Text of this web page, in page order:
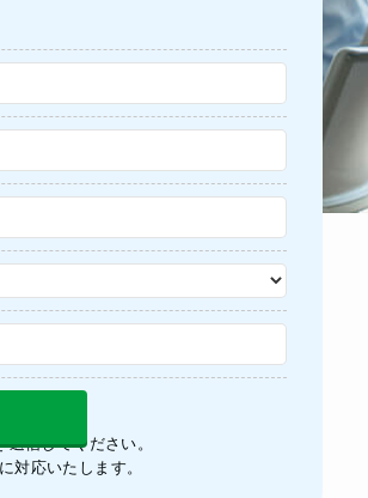
信してください。
対応いたします。